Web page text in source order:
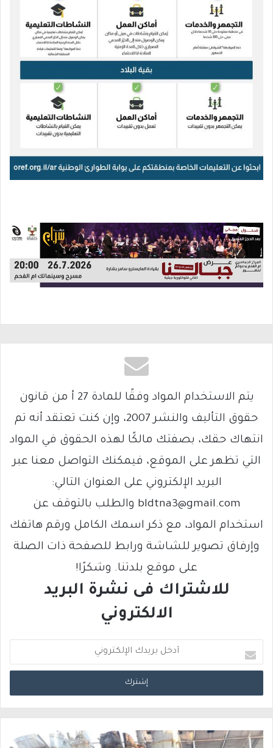
يتم الاستخدام المواد وفقًا للمادة 27 أ من قانون
حقوق التأليف والنشر 2007، وإن كنت تعتقد أنه تم
انتهاك حقك، بصفتك مالكًا لهذه الحقوق في المواد
التي تظهر على الموقع، فيمكنك التواصل معنا عبر
البريد الإلكتروني على العنوان التالي:
bldtna3@gmail.com والطلب بالتوقف عن
استخدام المواد، مع ذكر اسمك الكامل ورقم هاتفك
وإرفاق تصوير للشاشة ورابط للصفحة ذات الصلة
على موقع بلدتنا. وشكرًا!
للاشتراك فى نشرة البريد
الالكتروني
د
خ
ب